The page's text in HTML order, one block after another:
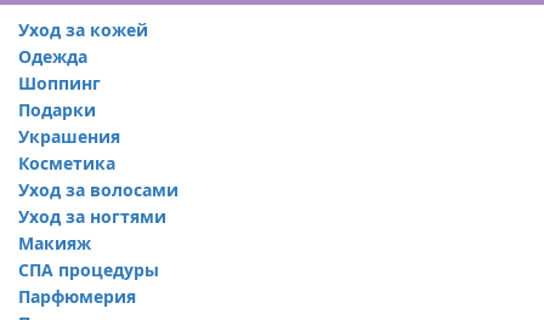
Уход за кожей
Одежда
Шоппинг
Подарки
Украшения
Косметика
Уход за волосами
Уход за ногтями
Макияж
СПА процедуры
Парфюмерия